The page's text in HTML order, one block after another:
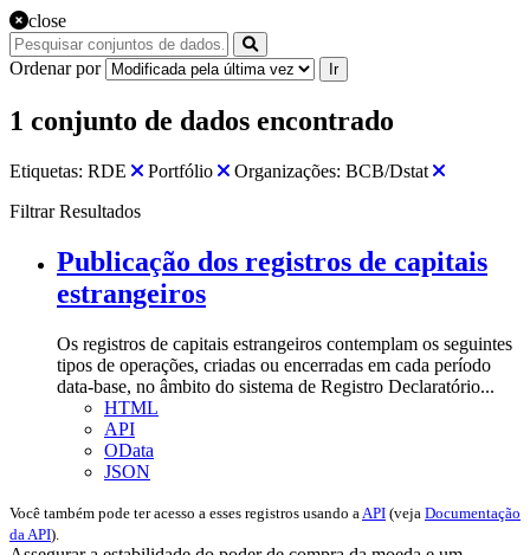
close
Ordenar por Ir
1 conjunto de dados encontrado
Etiquetas: RDE Portfólio Organizações: BCB/Dstat
Filtrar Resultados
Publicação dos registros de capitais
estrangeiros
Os registros de capitais estrangeiros contemplam os seguintes
tipos de operações, criadas ou encerradas em cada período
data-base, no âmbito do sistema de Registro Declaratório...
HTML
API
OData
JSON
Você também pode ter acesso a esses registros usando a API (veja Documentação
da API).